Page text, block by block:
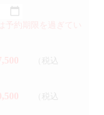
予約期限を過ぎてい
（税込
（税込